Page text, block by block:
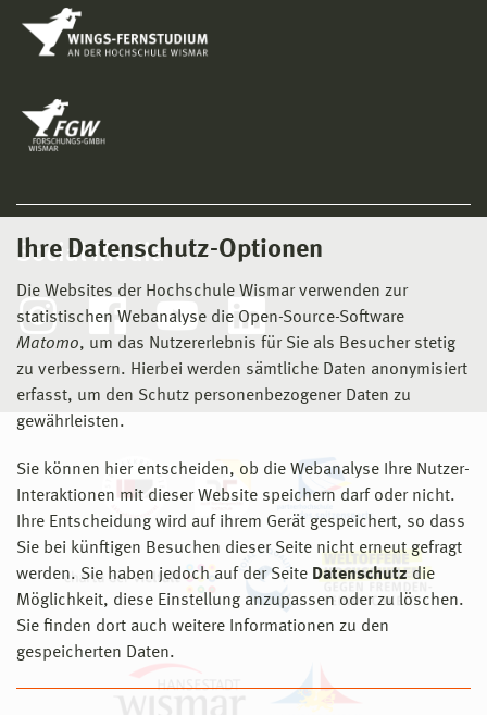
Ihre Datenschutz-Optionen
Die Websites der Hochschule Wismar verwenden zur
statistischen Webanalyse die Open-Source-Software
Matomo, um das Nutzererlebnis für Sie als Besucher stetig
zu verbessern. Hierbei werden sämtliche Daten anonymisiert
erfasst, um den Schutz personenbezogener Daten zu
gewährleisten.
Sie können hier entscheiden, ob die Webanalyse Ihre Nutzer-
Interaktionen mit dieser Website speichern darf oder nicht.
Ihre Entscheidung wird auf ihrem Gerät gespeichert, so dass
Sie bei künftigen Besuchen dieser Seite nicht erneut gefragt
werden. Sie haben jedoch auf der Seite Datenschutz die
Möglichkeit, diese Einstellung anzupassen oder zu löschen.
Sie finden dort auch weitere Informationen zu den
gespeicherten Daten.
Social Media